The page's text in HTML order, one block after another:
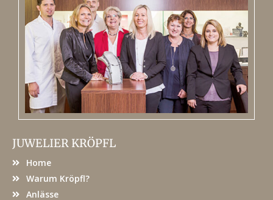
JUWELIER KRÖPFL
Home
Warum Kröpfl?
Anlässe